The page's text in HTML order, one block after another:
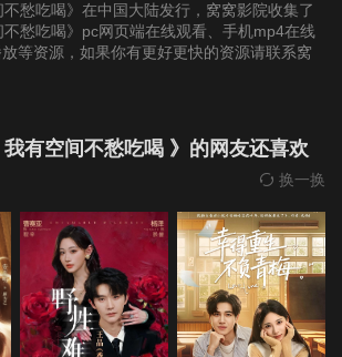
32 33
38 39
41 42
44 45
47 48
不愁吃喝》在中国大陆发行，窝窝影院收集了
不愁吃喝》pc网页端在线观看、手机mp4在线
等资源，如果你有更好更快的资源请联系窝
有空间不愁吃喝 》的网友还喜欢
换一换